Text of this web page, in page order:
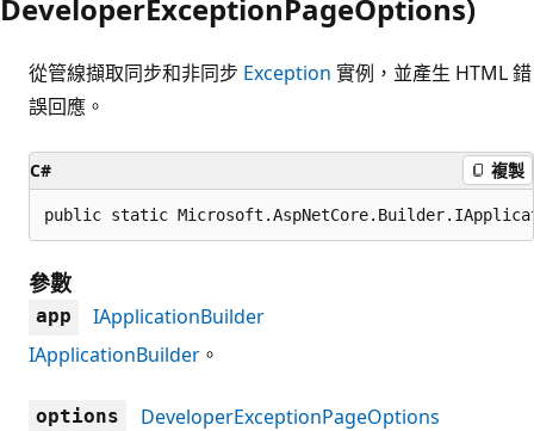
DeveloperExceptionPageOptions)
從管線擷取同步和非同步 Exception 實例，並產生 HTML 錯
誤回應。
C# 複製
public static
參數
app
IApplicationBuilder
IApplicationBuilder 。
options
DeveloperExceptionPageOptions